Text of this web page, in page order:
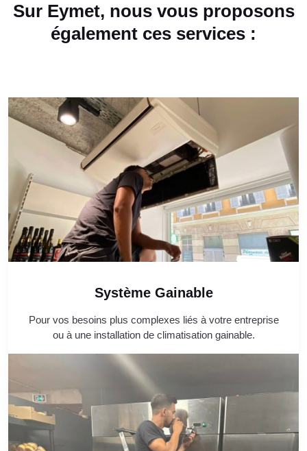
Sur Eymet, nous vous proposons
également ces services :
Système Gainable
Pour vos besoins plus complexes liés à votre entreprise
ou à une installation de climatisation gainable.